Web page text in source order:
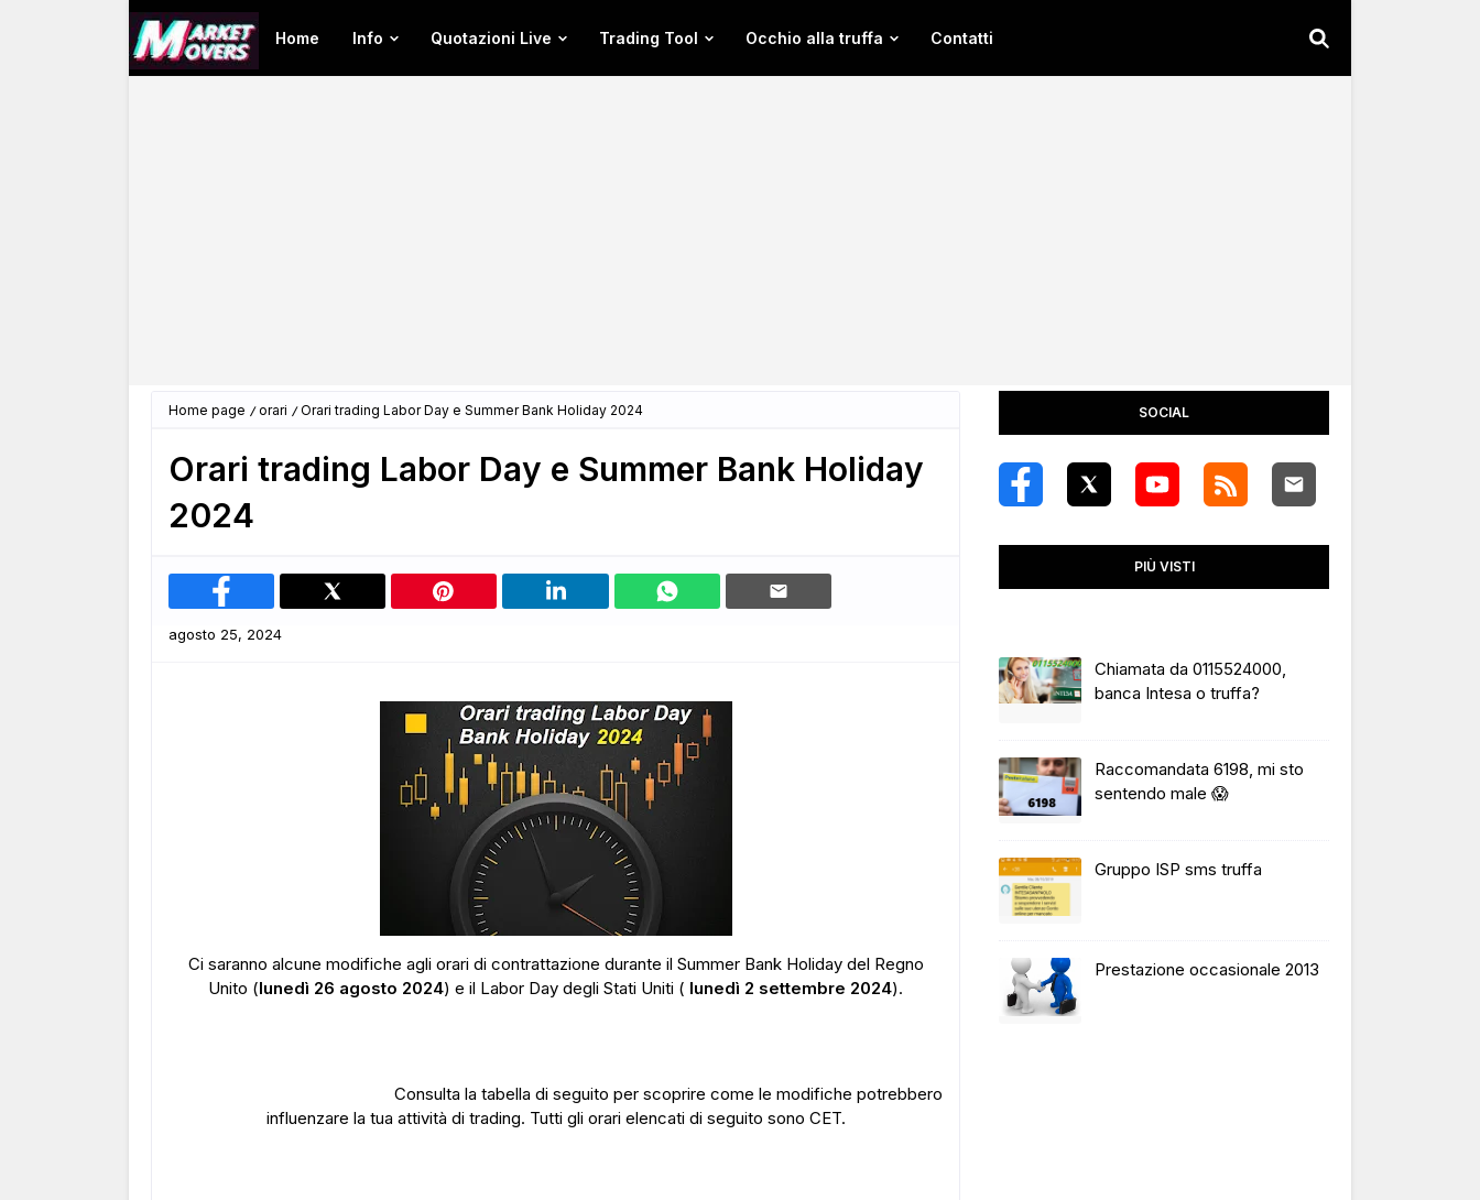
Home Info Quotazioni Live Trading Tool Occhio alla truffa Contatti
Home page orari Orari trading Labor Day e Summer Bank Holiday 2024
Orari trading Labor Day e Summer Bank Holiday
2024
agosto 25, 2024
Ci saranno alcune modifiche agli orari di contrattazione durante il Summer Bank Holiday del Regno
Unito (lunedì 26 agosto 2024) e il Labor Day degli Stati Uniti ( lunedì 2 settembre 2024).
Consulta la tabella di seguito per scoprire come le modifiche potrebbero
influenzare la tua attività di trading. Tutti gli orari elencati di seguito sono CET.
SOCIAL
PIÙ VISTI
Chiamata da 0115524000,
banca Intesa o truffa?
Raccomandata 6198, mi sto
sentendo male 😱
Gruppo ISP sms truffa
Prestazione occasionale 2013